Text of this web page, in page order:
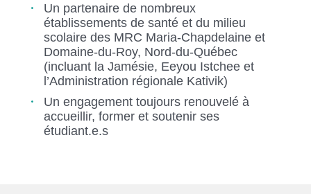
Un partenaire de nombreux
établissements de santé et du milieu
scolaire des MRC Maria-Chapdelaine et
Domaine-du-Roy, Nord-du-Québec
(incluant la Jamésie, Eeyou Istchee et
l’Administration régionale Kativik)
Un engagement toujours renouvelé à
accueillir, former et soutenir ses
étudiant.e.s